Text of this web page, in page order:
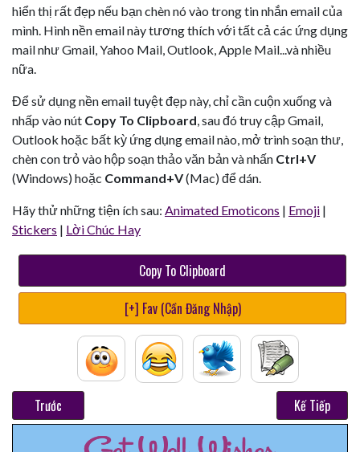
hiển thị rất đẹp nếu bạn chèn nó vào trong tin nhắn email của
mình. Hình nền email này tương thích với tất cả các ứng dụng
mail như Gmail, Yahoo Mail, Outlook, Apple Mail...và nhiều
nữa.
Để sử dụng nền email tuyệt đẹp này, chỉ cần cuộn xuống và
nhấp vào nút Copy To Clipboard, sau đó truy cập Gmail,
Outlook hoặc bất kỳ ứng dụng email nào, mở trình soạn thư,
chèn con trỏ vào hộp soạn thảo văn bản và nhấn Ctrl+V
(Windows) hoặc Command+V(Mac) để dán.
Hãy thử những tiện ích sau: Animated Emoticons | Emoji |
Stickers | Lời Chúc Hay
Copy To Clipboard
[+] Fav (Cần Đăng Nhập)
Trước Kế Tiếp